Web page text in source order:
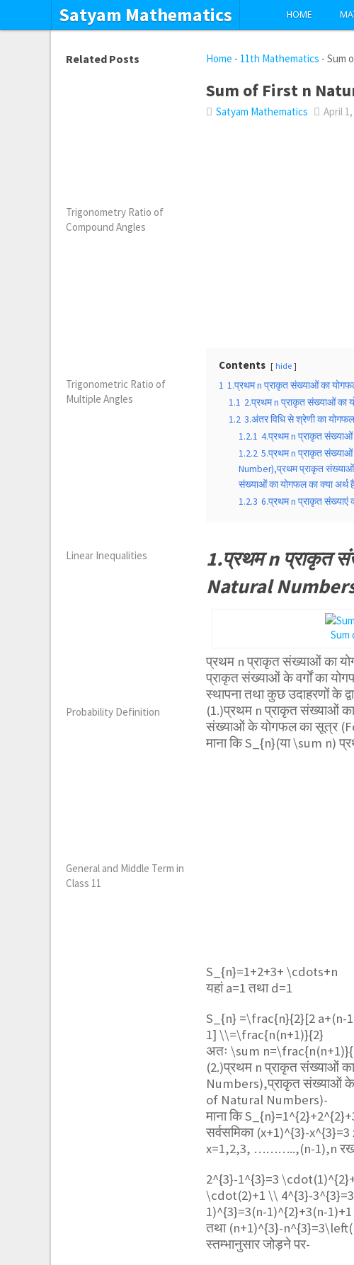
Satyam Mathematics HOME
Home - 11th Mathematics -Sum
Sum of First n
Satyam Mathematics April 1,
Contents hide
1 1.प्रथम n प्राकृत संख्याओं का
1.1 2.प्रथम n प्राकृत संख्याओं का
1.2 3.अंतर विधि से श्रेणी का
1.2.1 4.प्रथम n प्राकृत संख्याओं
1.2.2 5.प्रथम n प्राकृत संख्याओं
Number),प्रथम प्राकृत संख्याओं
संख्याओं का योगफल का क्या अर्थ
1.2.3 6.प्रथम n प्राकृत संख्याएं
1.प्रथम n प्राकृत
Natural
Sum
प्रथम n प्राकृत संख्याओं का
प्राकृत संख्याओं के वर्गों का
स्थापना तथा कुछ उदाहरणों के
(1.)प्रथम n प्राकृत संख्याओं
संख्याओं के योगफल का सूत्र
माना किS_{n}(या\sum n)
S_{n}=1+2+3+ \cdots+n
यहां a=1 तथा d=1
S_{n} =\frac{n}{2}[2
1] \\=\frac{n(n+1)}{2}
अतः\sum
(2.)प्रथम n प्राकृत संख्याओं
Numbers),प्राकृत संख्याओं
of Natural Numbers)-
माना कि
सर्वसमिका (x+1)^{3}-x^{3}=3
x=1,2,3, ………..,(n-1),n
2^{3}-1^{3}=3
\cdot(2)+1 \\ 4^{3}-
1)^{3}=3(n-1)^{2}+3(n-1)+1
तथा (n+1)^{3}-
स्तम्भानुसार जोड़ने पर-
Related Posts
Trigonometry Ratio of
Compound Angles
Trigonometric Ratio of
Multiple Angles
Linear Inequalities
Probability Definition
General and Middle Term in
Class 11